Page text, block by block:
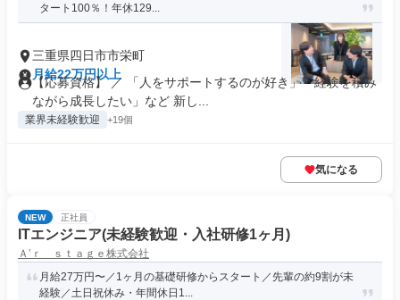
タート100％！年休129...
三重県四日市市栄町
月給22万円以上
【応募資格】 ／ 「人をサポートするのが好き」「経験を積み
ながら成長したい」など 新し...
業界未経験歓迎 +19個
気になる
NEW 正社員
ITエンジニア(未経験歓迎・入社研修1ヶ月)
Ａ’ｒ ｓｔａｇｅ株式会社
月給27万円〜／1ヶ月の基礎研修からスタート／先輩の約9割が未
経験／土日祝休み・年間休日1...